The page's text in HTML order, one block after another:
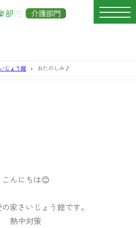
じょう館 おたのしみ♪
こんにちは😊
家さいじょう館です。
熱中対策